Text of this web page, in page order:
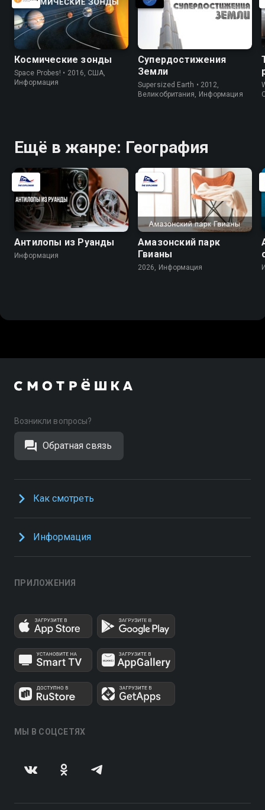
Космические зонды
Space Probes! • 2016, США,
Информация
Супердостижения
Земли
Supersized Earth • 2012,
Великобритания, Информация
Ещё в жанре: География
Антилопы из Руанды
Информация
Амазонский парк
Гвианы
2026, Информация
Возникли вопросы?
Обратная связь
Как смотреть
Информация
ПРИЛОЖЕНИЯ
МЫ В СОЦСЕТЯХ